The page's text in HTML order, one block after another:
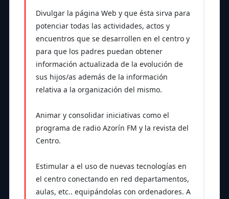
Divulgar la página Web y que ésta sirva para
potenciar todas las actividades, actos y
encuentros que se desarrollen en el centro y
para que los padres puedan obtener
información actualizada de la evolución de
sus hijos/as además de la información
relativa a la organización del mismo.
Animar y consolidar iniciativas como el
programa de radio Azorín FM y la revista del
Centro.
Estimular a el uso de nuevas tecnologías en
el centro conectando en red departamentos,
aulas, etc.. equipándolas con ordenadores. A